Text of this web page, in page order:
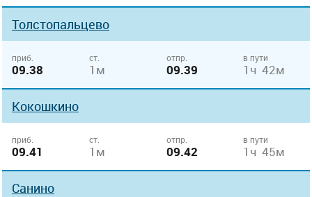
Толстопальцево
приб.
09.38
ст.
1м
отпр.
09.39
в пути
1ч 42м
Кокошкино
приб.
09.41
ст.
1м
отпр.
09.42
в пути
1ч 45м
Санино